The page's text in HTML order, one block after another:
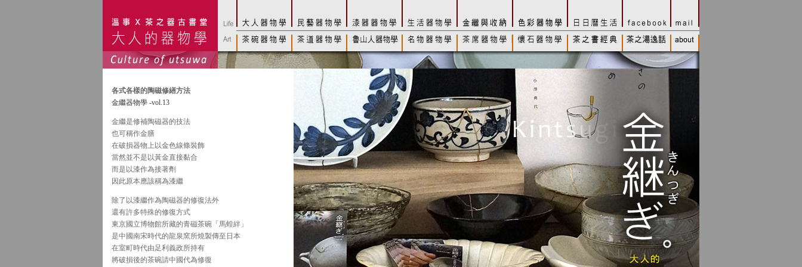
各式各樣的陶磁修繕方法
金繼器物學 -vol.13
金繼是修補陶磁器的技法
也可稱作金膳
在破損器物上以金色線條裝飾
當然並不是以黃金直接黏合
而是以漆作為接著劑
因此原本應該稱為漆繼
除了以漆繼作為陶磁器的修復法外
還有許多特殊的修復方式
東京國立博物館所藏的青磁茶碗「馬蝗絆」
是中國南宋時代的龍泉窯所燒製傳至日本
在室町時代由足利義政所持有
將破損後的茶碗請中國代為修復